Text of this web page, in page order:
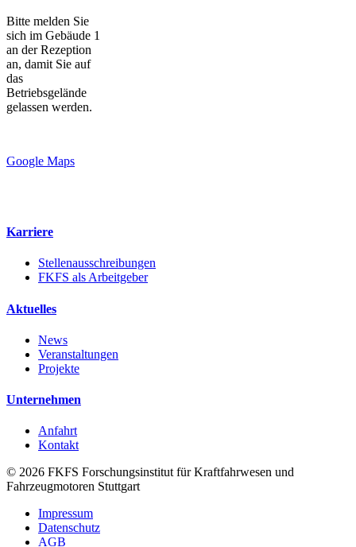
Bitte melden Sie
sich im Gebäude 1
an der Rezeption
an, damit Sie auf
das
Betriebsgelände
gelassen werden.
Google Maps
Karriere
Stellenausschreibungen
FKFS als Arbeitgeber
Aktuelles
News
Veranstaltungen
Projekte
Unternehmen
Anfahrt
Kontakt
© 2026 FKFS Forschungsinstitut für Kraftfahrwesen und
Fahrzeugmotoren Stuttgart
Impressum
Datenschutz
AGB